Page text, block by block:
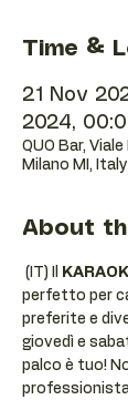
Time &
21 Nov
2024,
QUO Bar,
Milano MI, Italy
About
(IT) Il
perfetto per
preferite e
giovedì e
palco è tuo!